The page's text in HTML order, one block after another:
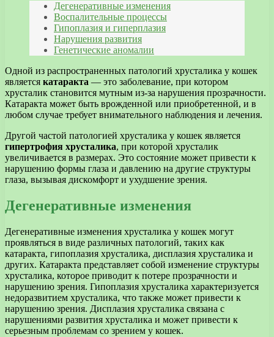
Дегенеративные изменения
Воспалительные процессы
Гипоплазия и гиперплазия
Нарушения развития
Генетические аномалии
Одной из распространенных патологий хрусталика у кошек
является катаракта — это заболевание, при котором
хрусталик становится мутным из-за нарушения прозрачности.
Катаракта может быть врожденной или приобретенной, и в
любом случае требует внимательного наблюдения и лечения.
Другой частой патологией хрусталика у кошек является
гипертрофия хрусталика, при которой хрусталик
увеличивается в размерах. Это состояние может привести к
нарушению формы глаза и давлению на другие структуры
глаза, вызывая дискомфорт и ухудшение зрения.
Дегенеративные изменения
Дегенеративные изменения хрусталика у кошек могут
проявляться в виде различных патологий, таких как
катаракта, гипоплазия хрусталика, дисплазия хрусталика и
других. Катаракта представляет собой изменение структуры
хрусталика, которое приводит к потере прозрачности и
нарушению зрения. Гипоплазия хрусталика характеризуется
недоразвитием хрусталика, что также может привести к
нарушению зрения. Дисплазия хрусталика связана с
нарушениями развития хрусталика и может привести к
серьезным проблемам со зрением у кошек.